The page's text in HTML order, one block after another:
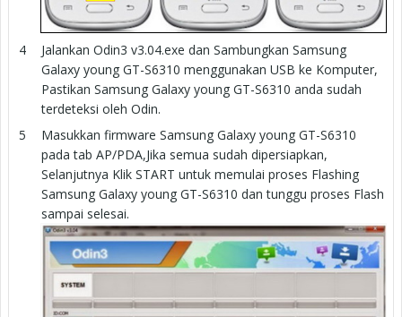
Jalankan Odin3 v3.04.exe dan Sambungkan Samsung
Galaxy young GT-S6310 menggunakan USB ke Komputer,
Pastikan Samsung Galaxy young GT-S6310 anda sudah
terdeteksi oleh Odin.
Masukkan firmware Samsung Galaxy young GT-S6310
pada tab AP/PDA,Jika semua sudah dipersiapkan,
Selanjutnya Klik START untuk memulai proses Flashing
Samsung Galaxy young GT-S6310 dan tunggu proses Flash
sampai selesai.